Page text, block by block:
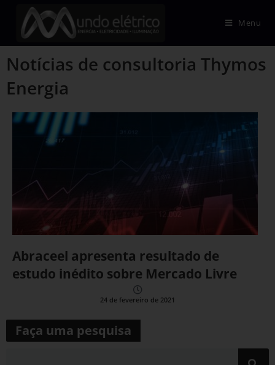
Menu
Notícias de consultoria Thymos
Energia
Abraceel apresenta resultado de
estudo inédito sobre Mercado Livre
24 de fevereiro de 2021
Faça uma pesquisa